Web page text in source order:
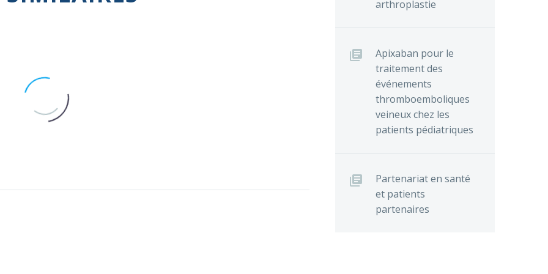
arthroplastie
Apixaban pour le
traitement des
événements
thromboemboliques
veineux chez les
patients pédiatriques
Partenariat en santé
et patients
partenaires